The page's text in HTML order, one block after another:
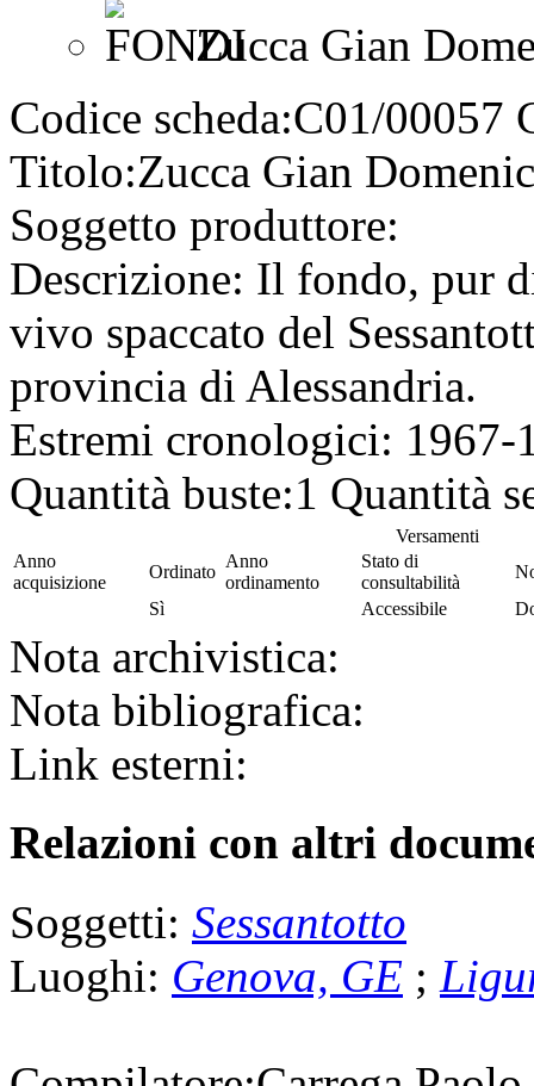
Zucca Gian
Codice scheda:C01/00057
Titolo:Zucca Gian
Soggetto produttore:
Descrizione: Il fondo, pur
vivo spaccato del
provincia di Alessandria.
Estremi cronologici: 1967-
Quantità buste:1 Quantità
Versamenti
Anno
acquisizione
Ordinato
Anno
ordinamento
Stato di
consultabilità
Sì
Accessibile
Nota archivistica:
Nota bibliografica:
Link esterni:
Relazioni con altri
Soggetti: Sessantotto
Luoghi: Genova, GE ;